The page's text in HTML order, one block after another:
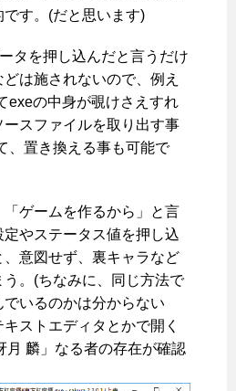
す。(だと思います)
タを押し込んだと言うだけ
は施されないので、例え
exeの中身が覗けさえすれ
スファイルを取り出す事
、置き換える事も可能で
ゲームを作るから」と言
やステータス値を押し込
、意図せず、裏キャラなど
。(ちなみに、同じ方法で
でいるのかは分からない
ストエディタとかで開く
月 麟」なる者の存在が確認